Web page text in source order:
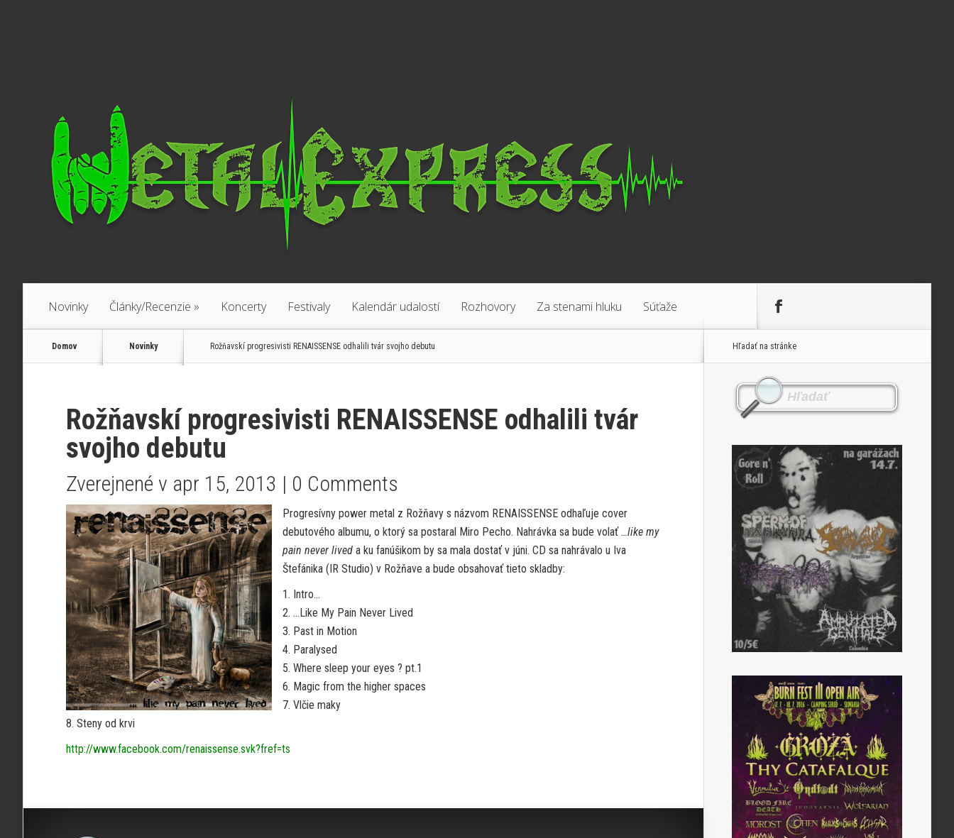
Novinky Články/Recenzie » Koncerty Festivaly Kalendár udalostí Rozhovory Za stenami hluku Súťaže
Domov Novinky Rožňavskí progresivisti RENAISSENSE odhalili tvár svojho debutu
Rožňavskí progresivisti RENAISSENSE odhalili tvár
svojho debutu
Zverejnené v apr 15, 2013 | 0 Comments
Progresívny power metal z Rožňavy s názvom RENAISSENSE odhaľuje cover
debutového albumu, o ktorý sa postaral Miro Pecho. Nahrávka sa bude volať…like my
pain never lived a ku fanúšikom by sa mala dostať v júni. CD sa nahrávalo u Iva
Štefánika (IR Studio) v Rožňave a bude obsahovať tieto skladby:
1. Intro…
2. …Like My Pain Never Lived
3. Past in Motion
4. Paralysed
5. Where sleep your eyes ? pt.1
6. Magic from the higher spaces
7. Vlčie maky
8. Steny od krvi
http://www.facebook.com/renaissense.svk?fref=ts
Hľadať na stránke